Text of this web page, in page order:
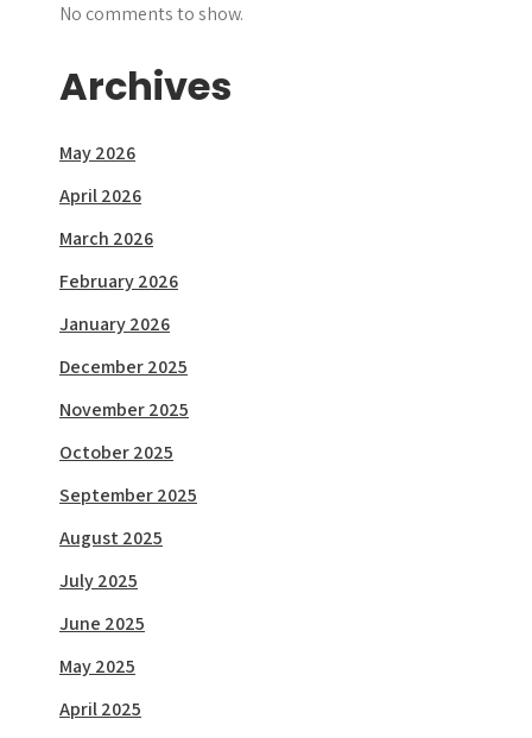
No comments to show.
Archives
May 2026
April 2026
March 2026
February 2026
January 2026
December 2025
November 2025
October 2025
September 2025
August 2025
July 2025
June 2025
May 2025
April 2025